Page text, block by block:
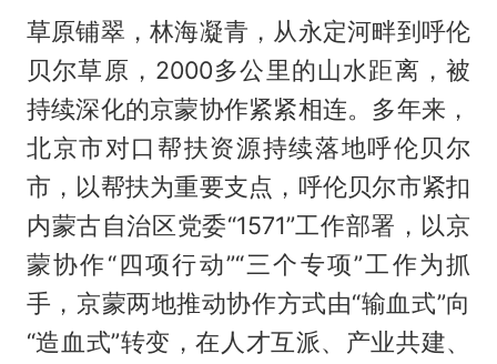
草原铺翠，林海凝青，从永定河畔到呼伦
贝尔草原，2000多公里的山水距离，被
持续深化的京蒙协作紧紧相连。多年来，
北京市对口帮扶资源持续落地呼伦贝尔
市，以帮扶为重要支点，呼伦贝尔市紧扣
内蒙古自治区党委“1571”工作部署，以京
蒙协作“四项行动”“三个专项”工作为抓
手，京蒙两地推动协作方式由“输血式”向
“造血式”转变，在人才互派、产业共建、